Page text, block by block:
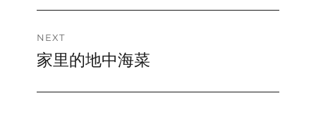
NEXT
Next
家里的地中海菜